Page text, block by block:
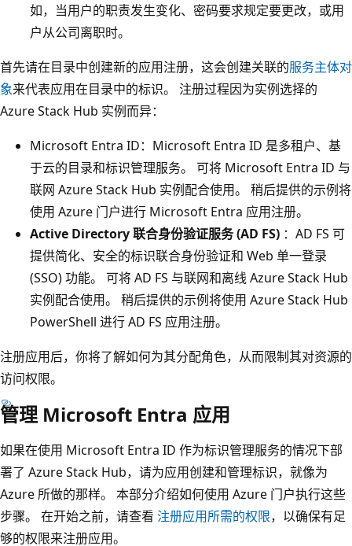
如，当用户的职责发生变化、密码要求规定要更改，或用
户从公司离职时。
首先请在目录中创建新的应用注册，这会创建关联的服务主体对
象来代表应用在目录中的标识。 注册过程因为实例选择的
Azure Stack Hub 实例而异：
Microsoft Entra ID：Microsoft Entra ID 是多租户、基
于云的目录和标识管理服务。 可将 Microsoft Entra ID 与
联网 Azure Stack Hub 实例配合使用。 稍后提供的示例将
使用 Azure 门户进行 Microsoft Entra 应用注册。
Active Directory 联合身份验证服务 (AD FS) ：AD FS 可
提供简化、安全的标识联合身份验证和 Web 单一登录
(SSO) 功能。 可将 AD FS 与联网和离线 Azure Stack Hub
实例配合使用。 稍后提供的示例将使用 Azure Stack Hub
PowerShell 进行 AD FS 应用注册。
注册应用后，你将了解如何为其分配角色，从而限制其对资源的
访问权限。
管理 Microsoft Entra 应用
如果在使用 Microsoft Entra ID 作为标识管理服务的情况下部
署了 Azure Stack Hub，请为应用创建和管理标识，就像为
Azure 所做的那样。 本部分介绍如何使用 Azure 门户执行这些
步骤。 在开始之前，请查看 注册应用所需的权限，以确保有足
够的权限来注册应用。